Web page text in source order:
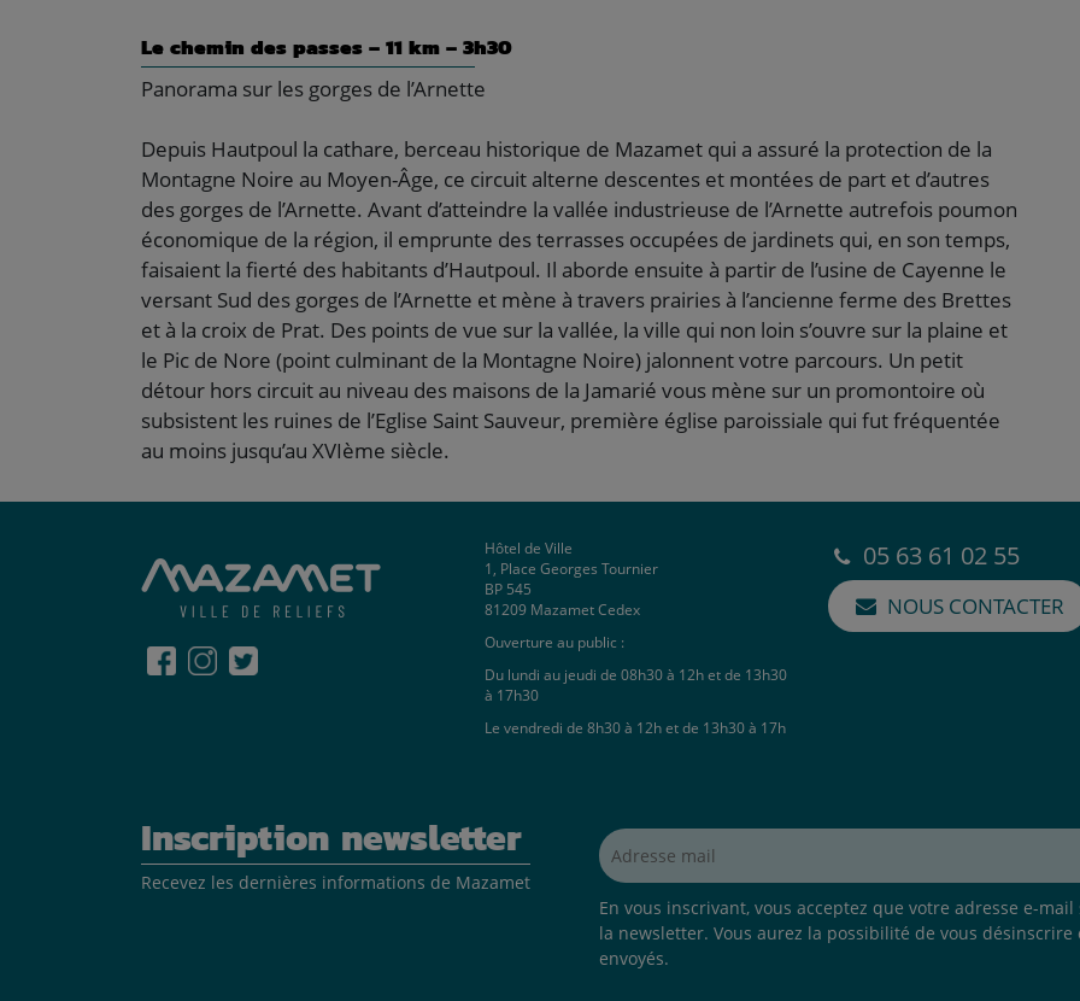
Le chemin des passes – 11 km – 3h30
Panorama sur les gorges de l’Arnette
Depuis Hautpoul la cathare, berceau historique de Mazamet qui a assuré la protection de la
Montagne Noire au Moyen-Âge, ce circuit alterne descentes et montées de part et d’autres
des gorges de l’Arnette. Avant d’atteindre la vallée industrieuse de l’Arnette autrefois poumon
économique de la région, il emprunte des terrasses occupées de jardinets qui, en son temps,
faisaient la fierté des habitants d’Hautpoul. Il aborde ensuite à partir de l’usine de Cayenne le
versant Sud des gorges de l’Arnette et mène à travers prairies à l’ancienne ferme des Brettes
et à la croix de Prat. Des points de vue sur la vallée, la ville qui non loin s’ouvre sur la plaine et
le Pic de Nore (point culminant de la Montagne Noire) jalonnent votre parcours. Un petit
détour hors circuit au niveau des maisons de la Jamarié vous mène sur un promontoire où
subsistent les ruines de l’Eglise Saint Sauveur, première église paroissiale qui fut fréquentée
au moins jusqu’au XVIème siècle.
Hôtel de Ville
1, Place Georges Tournier
BP 545
81209 Mazamet Cedex
Ouverture au public :
Du lundi au jeudi de 08h30 à 12h et de 13h30
à 17h30
Le vendredi de 8h30 à 12h et de 13h30 à 17h
05 63 61 02 55
NOUS CONTACTER
Inscription newsletter
Recevez les dernières informations de Mazamet
Adresse mail*
En vous inscrivant, vous acceptez que votre adresse e-
la newsletter. Vous aurez la possibilité de vous
envoyés.